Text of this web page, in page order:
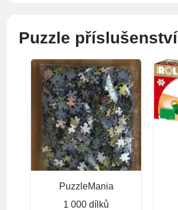
Puzzle příslušenství
PuzzleMania
1 000 dílků